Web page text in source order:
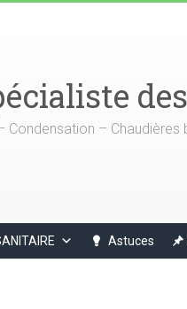
Condensation –
Astuces